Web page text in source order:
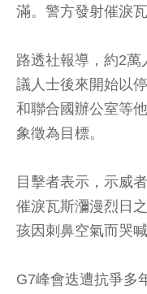
滿。警方發射催淚
路透社報導，約2
議人士後來開始以
和聯合國辦公室等
象徵為目標。
目擊者表示，示威
催淚瓦斯瀰漫烈日
孩因刺鼻空氣而哭喊
G7峰會迭遭抗爭多